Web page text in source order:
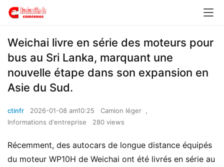
Weichai livre en série des moteurs pour
bus au Sri Lanka, marquant une
nouvelle étape dans son expansion en
Asie du Sud.
ctinfr 2026-01-08 am10:25 Camion léger
,
Informations d'entreprise
280 views
Récemment, des autocars de longue distance équipés
du moteur WP10H de Weichai ont été livrés en série au